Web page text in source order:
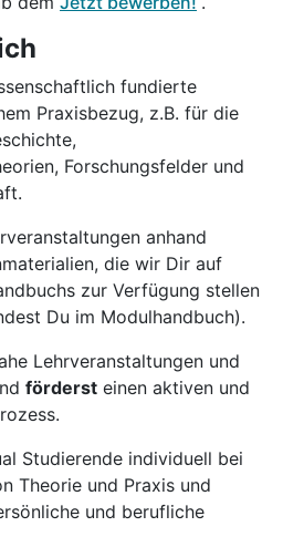
fundierte
Praxisbezug, z.B. für die
Forschungsfelder und
anhand
die wir Dir auf
zur Verfügung stellen
Du im Modulhandbuch).
Lehrveranstaltungen und
förderst einen aktiven und
Studierende individuell bei
Theorie und Praxis und
und berufliche